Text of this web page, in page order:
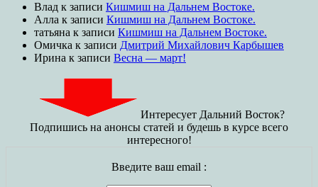
Влад к записи Кишмиш на Дальнем Востоке.
Алла к записи Кишмиш на Дальнем Востоке.
татьяна к записи Кишмиш на Дальнем Востоке.
Омичка к записи Дмитрий Михайлович Карбышев
Ирина к записи Весна — март!
Интересует Дальний Восток?
Подпишись на анонсы статей и будешь в курсе всего
интересного!
Введите ваш email :